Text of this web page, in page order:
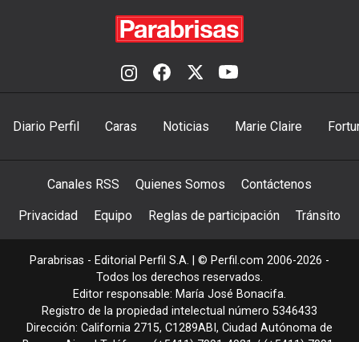
Diario Perfil Caras Noticias Marie Claire
Canales RSS Quienes Somos Contáctenos
Privacidad Equipo Reglas de participación Tránsito
Parabrisas - Editorial Perfil S.A. | © Perfil.com 2006-2026 -
Todos los derechos reservados.
Editor responsable: María José Bonacifa.
Registro de la propiedad intelectual número 5346433
Dirección: California 2715, C1289ABI , Ciudad Autónoma de